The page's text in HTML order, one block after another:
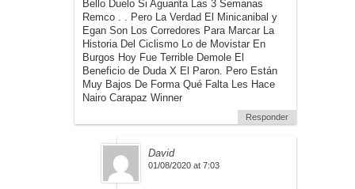
Bello Duelo Si Aguanta Las 3 Semanas
Remco . . Pero La Verdad El Minicanibal y
Egan Son Los Corredores Para Marcar La
Historia Del Ciclismo Lo de Movistar En
Burgos Hoy Fue Terrible Demole El
Beneficio de Duda X El Paron. Pero Están
Muy Bajos De Forma Qué Falta Les Hace
Nairo Carapaz Winner
Responder
David
01/08/2020 at 7:03